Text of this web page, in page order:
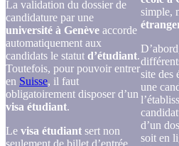
La validation du dossier de
candidature par une
université à Genève accorde
automatiquement aux
candidats le statut d’étudiant.
Toutefois, pour pouvoir entrer
en Suisse, il faut
obligatoirement disposer d’un
visa étudiant.
Le visa étudiant sert non
seulement de billet d’entrée
simple,
site des
une
d’un
soit en